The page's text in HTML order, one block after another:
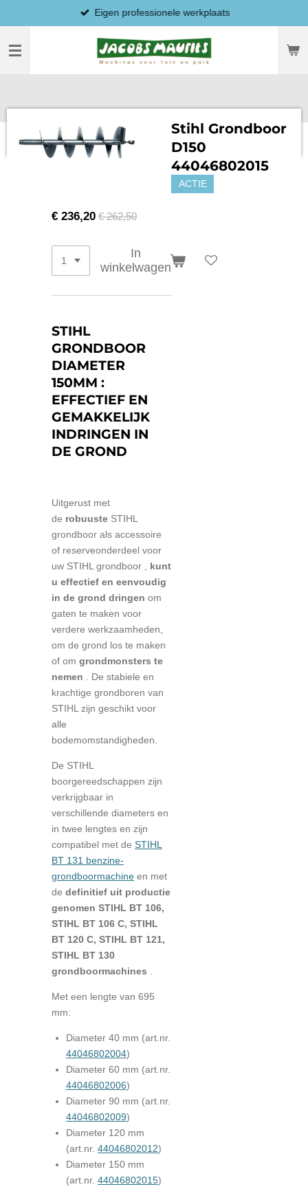
direct
naar
hoofdinhoud
Eigen professionele werkplaats
Stihl Grondboor
D150
44046802015
ACTIE
€ 236,20 € 262,50
In
winkelwagen
STIHL
GRONDBOOR
DIAMETER
150MM :
EFFECTIEF EN
GEMAKKELIJK
INDRINGEN IN
DE GROND
Uitgerust met
de robuuste STIHL
grondboor als accessoire
of reserveonderdeel voor
uw STIHL grondboor ,
kunt
u effectief en eenvoudig
in de grond dringen om
gaten te maken voor
verdere werkzaamheden,
om de grond los te maken
of om grondmonsters te
nemen
. De stabiele en
krachtige grondboren van
STIHL zijn geschikt voor
alle
bodemomstandigheden.
De STIHL
boorgereedschappen zijn
verkrijgbaar in
verschillende diameters en
in twee lengtes en zijn
compatibel met de STIHL
BT 131 benzine-
grondboormachine en met
de definitief uit productie
genomen STIHL BT 106,
STIHL BT 106 C, STIHL
BT 120 C, STIHL BT 121,
STIHL BT 130
grondboormachines
Met een lengte van 695
mm:
Diameter 40 mm (art.nr.
44046802004)
Diameter 60 mm (art.nr.
44046802006)
Diameter 90 mm (art.nr.
44046802009)
Diameter 120 mm
(art.nr. 44046802012)
Diameter 150 mm
(art.nr. 44046802015)